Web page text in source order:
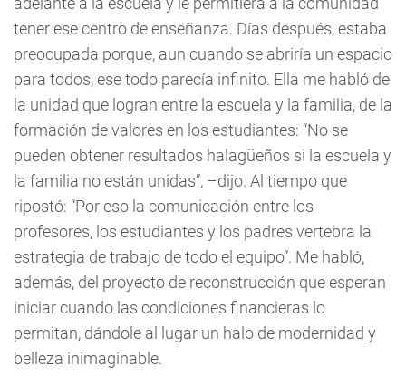
tener ese centro de enseñanza. Días después, estaba
preocupada porque, aun cuando se abriría un espacio
para todos, ese todo parecía infinito. Ella me habló de
la unidad que logran entre la escuela y la familia, de la
formación de valores en los estudiantes: “No se
pueden obtener resultados halagüeños si la escuela y
la familia no están unidas”, –dijo. Al tiempo que
ripostó: “Por eso la comunicación entre los
profesores, los estudiantes y los padres vertebra la
estrategia de trabajo de todo el equipo”. Me habló,
además, del proyecto de reconstrucción que esperan
iniciar cuando las condiciones financieras lo
permitan, dándole al lugar un halo de modernidad y
belleza inimaginable.